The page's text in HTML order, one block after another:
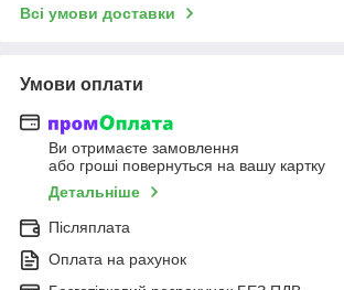
Всі умови доставки
Умови оплати
Ви отримаєте замовлення
або гроші повернуться на вашу картку
Детальніше
Післяплата
Оплата на рахунок